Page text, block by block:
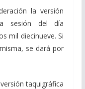
la versión
sesión del día
mil diecinueve. Si
se dará por
taquigráfica